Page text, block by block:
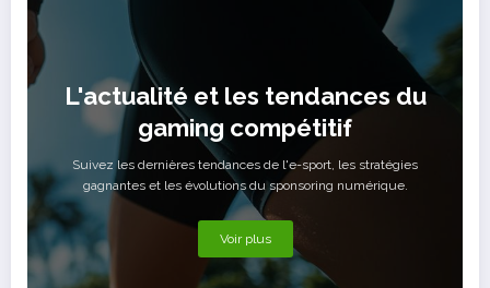
L'actualité et les tendances du
gaming compétitif
Suivez les dernières tendances de l'e-sport, les stratégies
gagnantes et les évolutions du sponsoring numérique.
Voir plus